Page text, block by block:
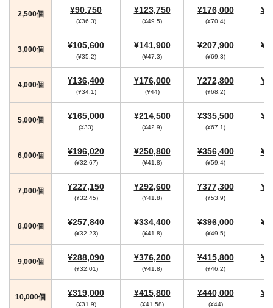
2,500個 ¥90,750
(¥36.3)
¥123,750
(¥49.5)
¥176,000
(¥70.4)
3,000個 ¥105,600
(¥35.2)
¥141,900
(¥47.3)
¥207,900
(¥69.3)
4,000個 ¥136,400
(¥34.1)
¥176,000
(¥44)
¥272,800
(¥68.2)
5,000個 ¥165,000
(¥33)
¥214,500
(¥42.9)
¥335,500
(¥67.1)
6,000個 ¥196,020
(¥32.67)
¥250,800
(¥41.8)
¥356,400
(¥59.4)
7,000個 ¥227,150
(¥32.45)
¥292,600
(¥41.8)
¥377,300
(¥53.9)
8,000個 ¥257,840
(¥32.23)
¥334,400
(¥41.8)
¥396,000
(¥49.5)
9,000個 ¥288,090
(¥32.01)
¥376,200
(¥41.8)
¥415,800
(¥46.2)
10,000個 ¥319,000
(¥31.9)
¥415,800
(¥41.58)
¥440,000
(¥44)